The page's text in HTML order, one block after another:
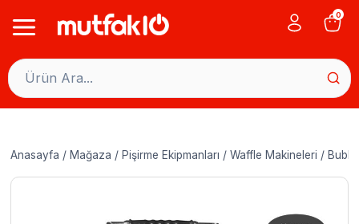
0
Anasayfa / Mağaza / Pişirme Ekipmanları / Waffle Makineleri /